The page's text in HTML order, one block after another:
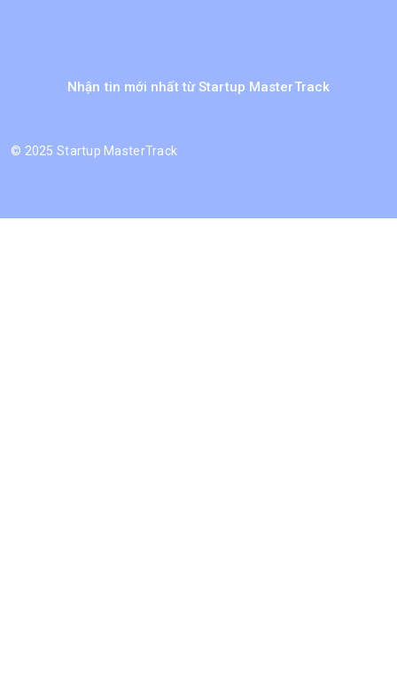
Nhận tin mới nhất từ Startup MasterTrack
© 2025 Startup MasterTrack